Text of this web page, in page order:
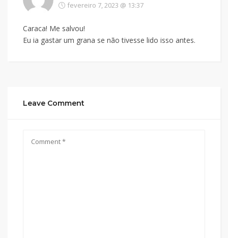
fevereiro 7, 2023 @ 13:37
Caraca! Me salvou!
Eu ia gastar um grana se não tivesse lido isso antes.
Leave Comment